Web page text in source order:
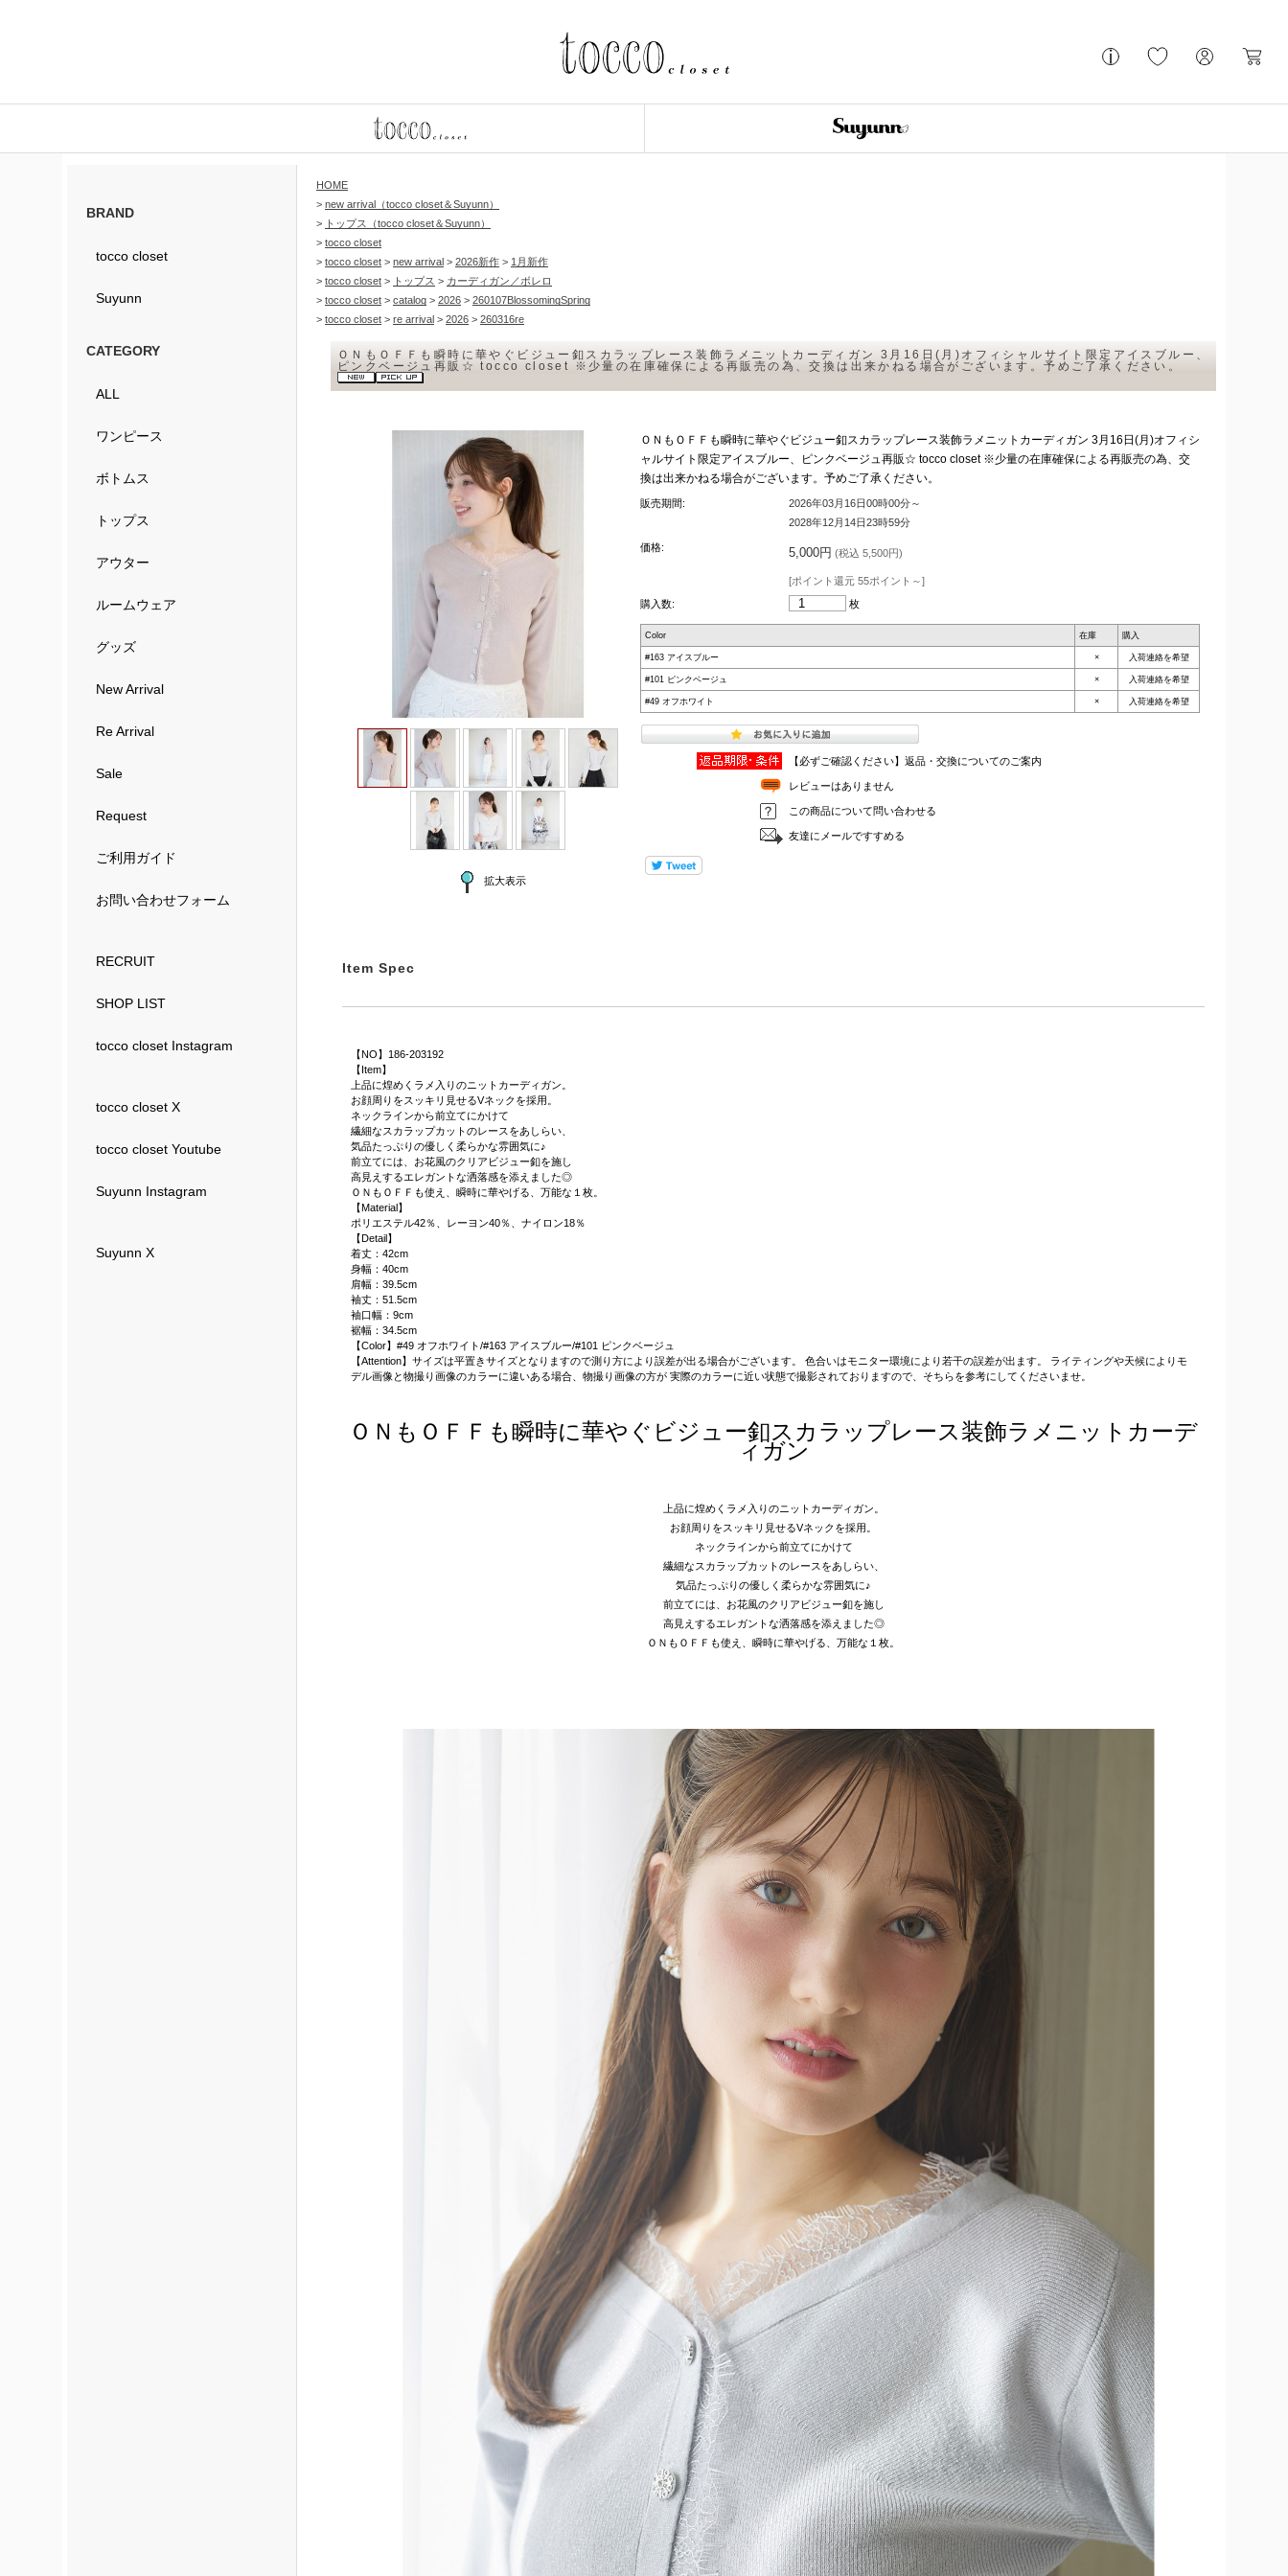
BRAND
tocco closet
Suyunn
CATEGORY
ALL
ワンピース
ボトムス
トップス
アウター
ルームウェア
グッズ
New Arrival
Re Arrival
Sale
Request
ご利用ガイド
お問い合わせフォーム
RECRUIT
SHOP LIST
tocco closet Instagram
tocco closet X
tocco closet Youtube
Suyunn Instagram
Suyunn X
HOME
> new arrival（tocco closet＆Suyunn）
> トップス（tocco closet＆Suyunn）
> tocco closet
> tocco closet > new arrival > 2026新作 > 1月新作
> tocco closet > トップス > カーディガン／ボレロ
> tocco closet > catalog > 2026 > 260107BlossomingSpring
> tocco closet > re arrival > 2026 > 260316re
ＯＮもＯＦＦも瞬時に華やぐビジュー釦スカラップレース装飾ラメニットカーディガン 3月16日(月)オフィシャルサイト限定アイスブルー、
ピンクベージュ再販☆ tocco closet ※少量の在庫確保による再販売の為、交換は出来かねる場合がございます。予めご了承ください。
拡大表示
ＯＮもＯＦＦも瞬時に華やぐビジュー釦スカラップレース装飾ラメニットカーディガン 3月16日(月)オフィシ
ャルサイト限定アイスブルー、ピンクベージュ再販☆ tocco closet ※少量の在庫確保による再販売の為、交
換は出来かねる場合がございます。予めご了承ください。
販売期間:
2026年03月16日00時00分～
2028年12月14日23時59分
価格: 5,000円 (税込 5,500円)
[ポイント還元 55ポイント～]
購入数:
枚
Color 在庫 購入
#163 アイスブルー × 入荷連絡を希望
#101 ピンクベージュ × 入荷連絡を希望
#49 オフホワイト × 入荷連絡を希望
【必ずご確認ください】返品・交換についてのご案内
レビューはありません
この商品について問い合わせる
友達にメールですすめる
Item Spec
【NO】186-203192
【Item】
上品に煌めくラメ入りのニットカーディガン。
お顔周りをスッキリ見せるVネックを採用。
ネックラインから前立てにかけて
繊細なスカラップカットのレースをあしらい、
気品たっぷりの優しく柔らかな雰囲気に♪
前立てには、お花風のクリアビジュー釦を施し
高見えするエレガントな洒落感を添えました◎
ＯＮもＯＦＦも使え、瞬時に華やげる、万能な１枚。
【Material】
ポリエステル42％、レーヨン40％、ナイロン18％
【Detail】
着丈：42cm
身幅：40cm
肩幅：39.5cm
袖丈：51.5cm
袖口幅：9cm
裾幅：34.5cm
【Color】#49 オフホワイト/#163 アイスブルー/#101 ピンクベージュ
【Attention】サイズは平置きサイズとなりますので測り方により誤差が出る場合がございます。 色合いはモニター環境により若干の誤差が出ます。 ライティングや天候によりモ
デル画像と物撮り画像のカラーに違いある場合、物撮り画像の方が 実際のカラーに近い状態で撮影されておりますので、そちらを参考にしてくださいませ。
ＯＮもＯＦＦも瞬時に華やぐビジュー釦スカラップレース装飾ラメニットカーデ
ィガン
上品に煌めくラメ入りのニットカーディガン。
お顔周りをスッキリ見せるVネックを採用。
ネックラインから前立てにかけて
繊細なスカラップカットのレースをあしらい、
気品たっぷりの優しく柔らかな雰囲気に♪
前立てには、お花風のクリアビジュー釦を施し
高見えするエレガントな洒落感を添えました◎
ＯＮもＯＦＦも使え、瞬時に華やげる、万能な１枚。